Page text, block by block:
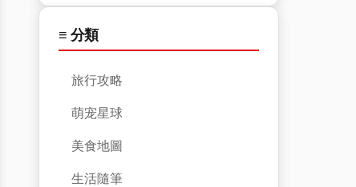
≡ 分類
旅行攻略
萌宠星球
美食地圖
生活隨筆